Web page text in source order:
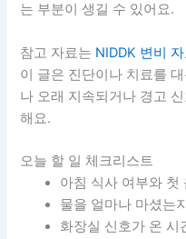
는 부분이 생길 수 있어요.
참고 자료는 NIDDK 변비
이 글은 진단이나 치료를
나 오래 지속되거나 경고
해요.
오늘 할 일 체크리스트
아침 식사 여부와 첫
물을 얼마나 마셨는
화장실 신호가 온 시